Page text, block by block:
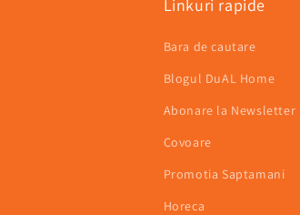
Linkuri rapide
Bara de cautare
Blogul DuAL Home
Abonare la Newsletter
Covoare
Promotia Saptamani
Horeca